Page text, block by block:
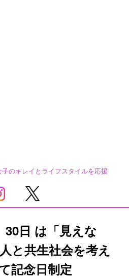
のキレイとライフスタイルを応援
30日 は「見えな
と共生社会を考え
記念日制定